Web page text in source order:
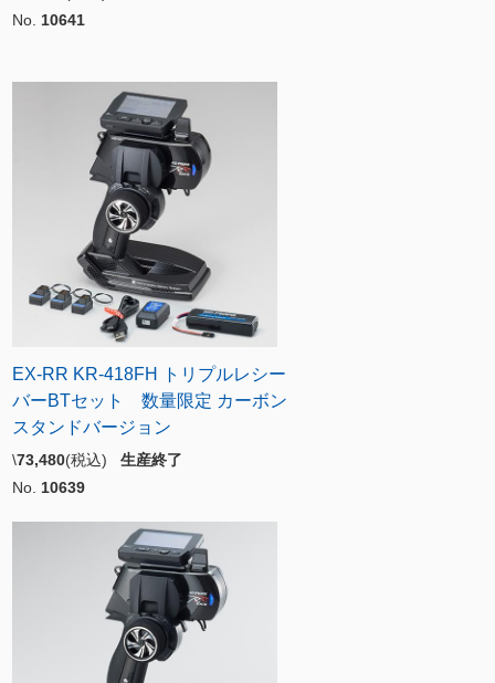
No. 10641
EX-RR KR-418FH トリプルレシー
バーBTセット 数量限定 カーボン
スタンドバージョン
\73,480(税込) 生産終了
No. 10639